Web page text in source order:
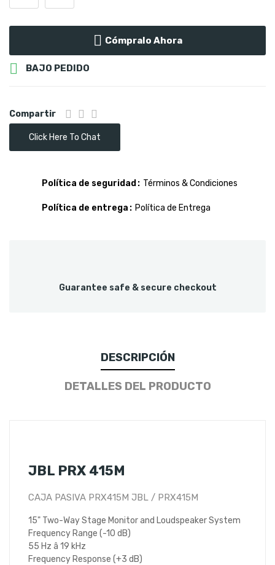
Cómpralo Ahora
 BAJO PEDIDO
Compartir
Click Here To Chat
Política de seguridad Términos & Condiciones
Política de entrega Política de Entrega
Guarantee safe & secure checkout
DESCRIPCIÓN
DETALLES DEL PRODUCTO
JBL PRX 415M
CAJA PASIVA PRX415M JBL / PRX415M
15" Two-Way Stage Monitor and Loudspeaker System
Frequency Range (-10 dB)
55 Hz â 19 kHz
Frequency Response (+3 dB)